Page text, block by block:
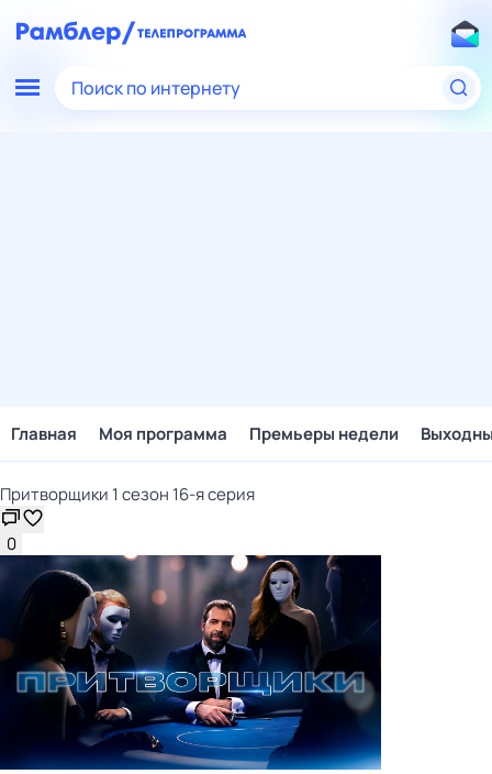
Поиск по интернету
Главная Моя программа Премьеры недели
Притворщики 1 сезон 16-я серия
0